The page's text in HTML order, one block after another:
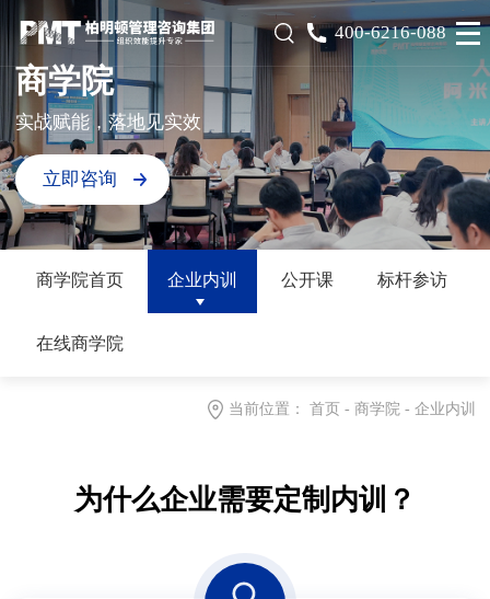
400-6216-088
商学院
实战赋能，落地见实效
立即咨询
商学院首页 企业内训 公开课 标杆参访
在线商学院
当前位置： 首页- 商学院 - 企业内训
为什么企业需要定制内训？